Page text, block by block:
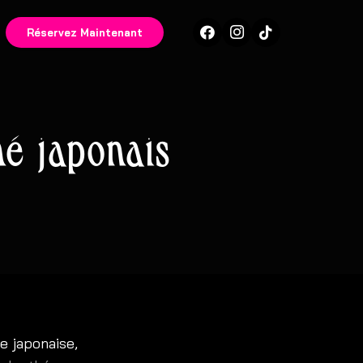
Réservez Maintenant
japonais
japonaise,